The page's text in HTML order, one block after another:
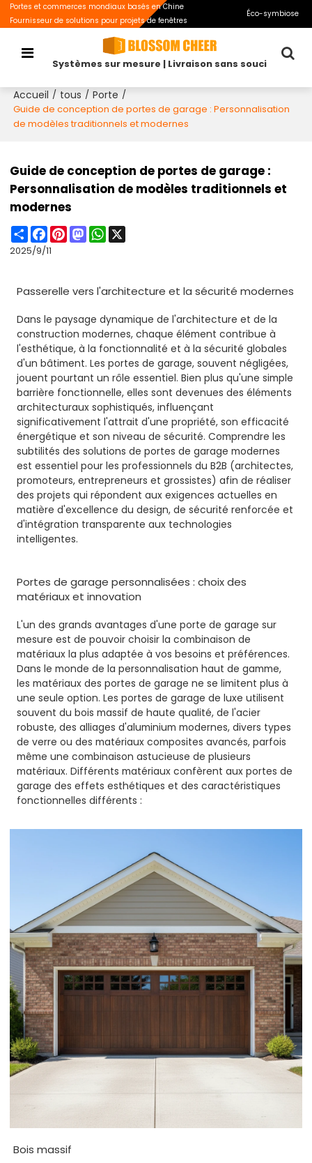
Portes et commerces mondiaux basés en Chine
Fournisseur de solutions pour projets de fenêtres
Éco-symbiose
Systèmes sur mesure | Livraison sans souci
Accueil / tous / Porte /
Guide de conception de portes de garage : Personnalisation
de modèles traditionnels et modernes
Guide de conception de portes de garage :
Personnalisation de modèles traditionnels et
modernes
ShareFacebook
PinterestMastodonWhatsApp
2025/9/11
Passerelle vers l'architecture et la sécurité modernes
Dans le paysage dynamique de l'architecture et de la
construction modernes, chaque élément contribue à
l'esthétique, à la fonctionnalité et à la sécurité globales
d'un bâtiment. Les portes de garage, souvent négligées,
jouent pourtant un rôle essentiel. Bien plus qu'une simple
barrière fonctionnelle, elles sont devenues des éléments
architecturaux sophistiqués, influençant
significativement l'attrait d'une propriété, son efficacité
énergétique et son niveau de sécurité. Comprendre les
subtilités des solutions de portes de garage modernes
est essentiel pour les professionnels du B2B (architectes,
promoteurs, entrepreneurs et grossistes) afin de réaliser
des projets qui répondent aux exigences actuelles en
matière d'excellence du design, de sécurité renforcée et
d'intégration transparente aux technologies
intelligentes.
Portes de garage personnalisées : choix des
matériaux et innovation
L'un des grands avantages d'une porte de garage sur
mesure est de pouvoir choisir la combinaison de
matériaux la plus adaptée à vos besoins et préférences.
Dans le monde de la personnalisation haut de gamme,
les matériaux des portes de garage ne se limitent plus à
une seule option. Les portes de garage de luxe utilisent
souvent du bois massif de haute qualité, de l'acier
robuste, des alliages d'aluminium modernes, divers types
de verre ou des matériaux composites avancés, parfois
même une combinaison astucieuse de plusieurs
matériaux. Différents matériaux confèrent aux portes de
garage des effets esthétiques et des caractéristiques
fonctionnelles différents :
Bois massif